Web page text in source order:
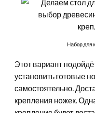
Набор для
Этот вариант
установить готовые
самостоятельно.
крепления ножек.